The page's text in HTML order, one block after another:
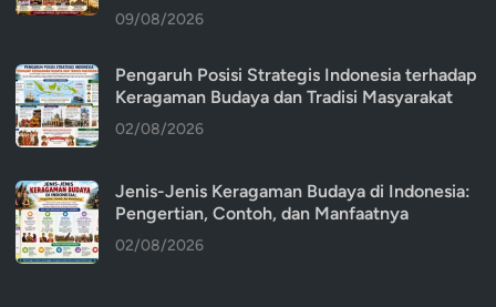
09/08/2026
Pengaruh Posisi Strategis Indonesia terhadap
Keragaman Budaya dan Tradisi Masyarakat
02/08/2026
Jenis-Jenis Keragaman Budaya di Indonesia:
Pengertian, Contoh, dan Manfaatnya
02/08/2026